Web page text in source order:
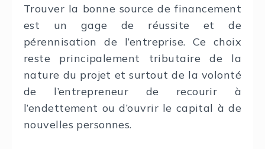
Trouver la bonne source de financement
est un gage de réussite et de
pérennisation de l’entreprise. Ce choix
reste principalement tributaire de la
nature du projet et surtout de la volonté
de l’entrepreneur de recourir à
l’endettement ou d’ouvrir le capital à de
nouvelles personnes.